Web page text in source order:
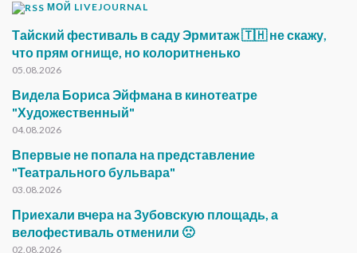
МОЙ LIVEJOURNAL
Тайский фестиваль в саду Эрмитаж 🇹🇭 не скажу,
что прям огнище, но колоритненько
05.08.2026
Видела Бориса Эйфмана в кинотеатре
"Художественный"
04.08.2026
Впервые не попала на представление
"Театрального бульвара"
03.08.2026
Приехали вчера на Зубовскую площадь, а
велофестиваль отменили 🙁
02.08.2026